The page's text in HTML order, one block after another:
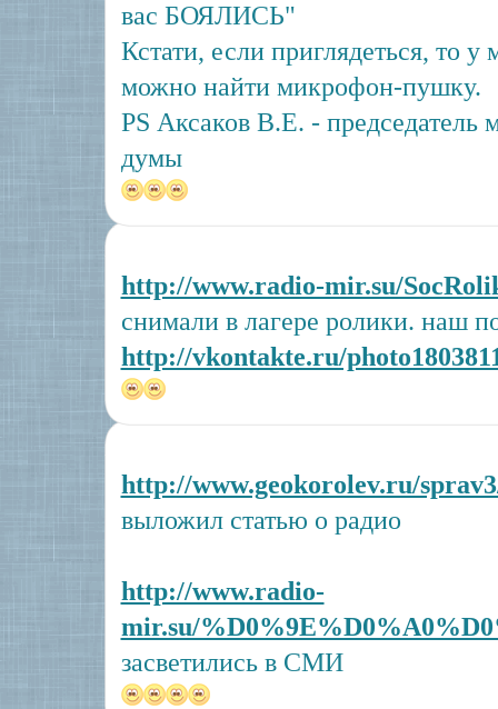
вас БОЯЛИСЬ"
Кстати, если приглядеться, то у
можно найти микрофон-пушку.
PS Аксаков В.Е. - председатель
думы
http://www.radio-mir.su/
снимали в лагере ролики. наш
http://vkontakte.ru/
http://www.geokorolev.ru/
выложил статью о радио
http://www.radio-
mir.su/
засветились в СМИ